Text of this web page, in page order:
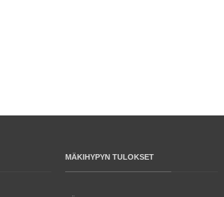
MÄKIHYPYN TULOKSET